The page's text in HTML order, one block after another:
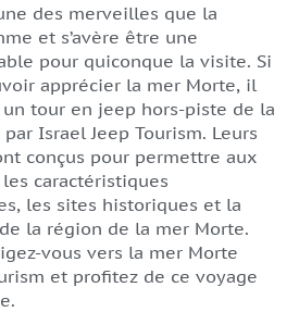
des merveilles que la
et s’avère être une
pour quiconque la visite. Si
apprécier la mer Morte, il
tour en jeep hors-piste de la
Israel Jeep Tourism. Leurs
conçus pour permettre aux
caractéristiques
les sites historiques et la
la région de la mer Morte.
vous vers la mer Morte
et profitez de ce voyage